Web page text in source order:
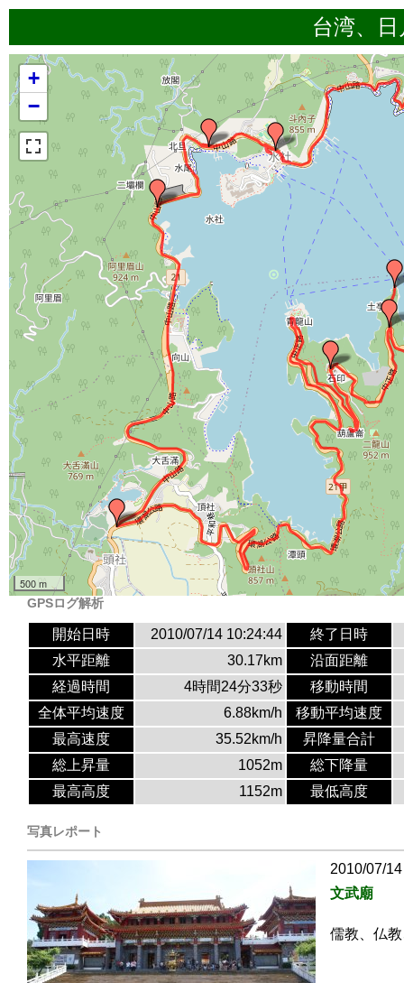
台湾、
+
−
500 m
GPSログ解析
開始日時 2010/07/14 10:24:44
終了日時
水平距離
30.17km
沿面距離
経過時間
4時間24分33秒
移動時間
全体平均速度
6.88km/h
移動平均速度
最高速度
35.52km/h
昇降量合計
総上昇量
1052m
総下降量
最高高度
1152m 最低高度
写真レポート
2010/07/
文武廟
儒教、仏